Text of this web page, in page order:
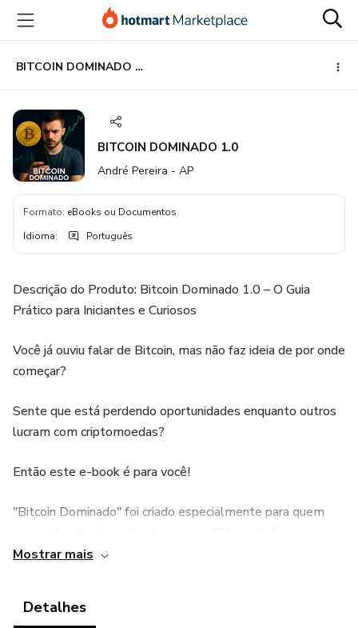
para
conteúdo
principal
para
pagamento
para
rodapé
BITCOIN DOMINADO 1.0
BITCOIN DOMINADO 1.0
André Pereira - AP
Formato: eBooks ou Documentos
Idioma: Português
Descrição do Produto: Bitcoin Dominado 1.0 – O Guia
Prático para Iniciantes e Curiosos
Você já ouviu falar de Bitcoin, mas não faz ideia de por onde
começar?
Sente que está perdendo oportunidades enquanto outros
lucram com criptomoedas?
Então este e-book é para você!
"Bitcoin Dominado" foi criado especialmente para quem
simples, segura e acessível — mesmo que você nunca
Ao longo das páginas, você vai descobrir:
Mostrar mais
Detalhes